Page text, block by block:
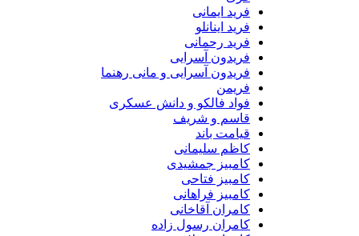
فرید ایمانی
فرید اینانلو
فرید رحمانی
فریدون آسرایی
فریدون آسرایی و مانی رهنما
فواد فالکو و دانش عسکری
قاسم و شریف
قیامت باند
کاظم سلیمانی
کامبیز جمشیدی
کامبیز فتاحی
کامبیز فراهانی
کامران آقاخانی
کامران رسول زاده